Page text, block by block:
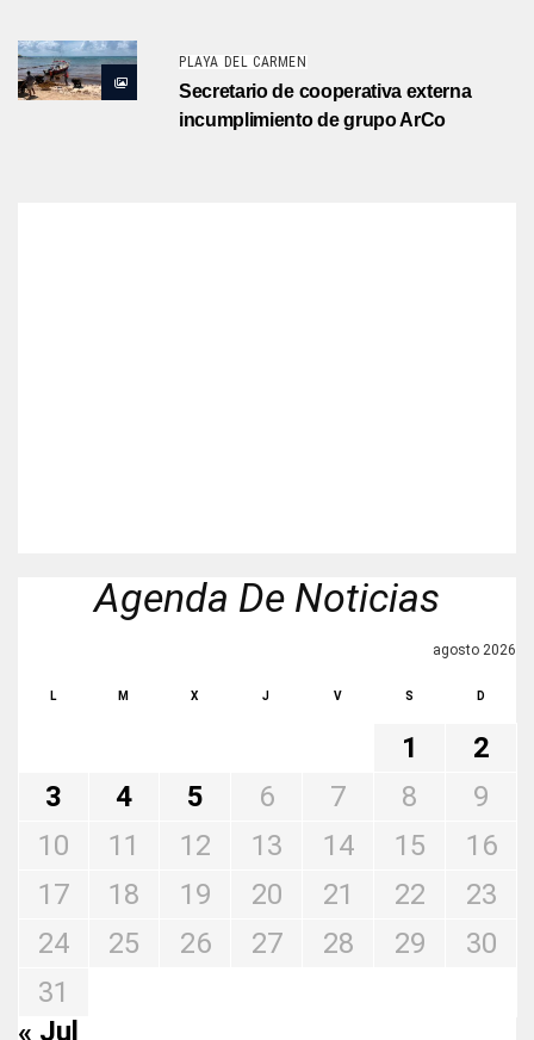
PLAYA DEL CARMEN
Secretario de cooperativa externa
incumplimiento de grupo ArCo
Agenda De Noticias
agosto 2026
L M X J V S D
1
2
3
4 5 6 7 8
9
10
11 12 13 14 15
16
17
18 19 20 21 22
23
24
25 26 27 28 29
30
31
« Jul